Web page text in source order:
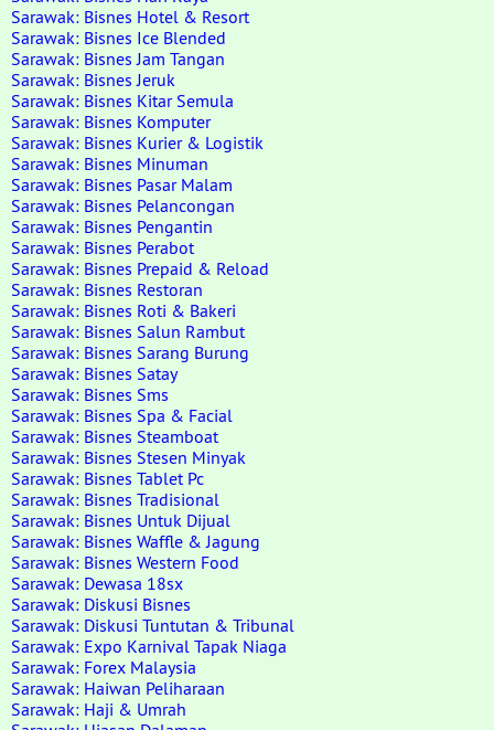
Sarawak: Bisnes Hotel & Resort
Sarawak: Bisnes Ice Blended
Sarawak: Bisnes Jam Tangan
Sarawak: Bisnes Jeruk
Sarawak: Bisnes Kitar Semula
Sarawak: Bisnes Komputer
Sarawak: Bisnes Kurier & Logistik
Sarawak: Bisnes Minuman
Sarawak: Bisnes Pasar Malam
Sarawak: Bisnes Pelancongan
Sarawak: Bisnes Pengantin
Sarawak: Bisnes Perabot
Sarawak: Bisnes Prepaid & Reload
Sarawak: Bisnes Restoran
Sarawak: Bisnes Roti & Bakeri
Sarawak: Bisnes Salun Rambut
Sarawak: Bisnes Sarang Burung
Sarawak: Bisnes Satay
Sarawak: Bisnes Sms
Sarawak: Bisnes Spa & Facial
Sarawak: Bisnes Steamboat
Sarawak: Bisnes Stesen Minyak
Sarawak: Bisnes Tablet Pc
Sarawak: Bisnes Tradisional
Sarawak: Bisnes Untuk Dijual
Sarawak: Bisnes Waffle & Jagung
Sarawak: Bisnes Western Food
Sarawak: Dewasa 18sx
Sarawak: Diskusi Bisnes
Sarawak: Diskusi Tuntutan & Tribunal
Sarawak: Expo Karnival Tapak Niaga
Sarawak: Forex Malaysia
Sarawak: Haiwan Peliharaan
Sarawak: Haji & Umrah